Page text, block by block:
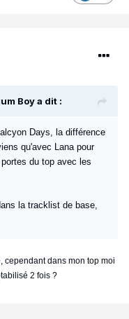
Boy a dit :
Days, la différence
qu'avec Lana pour
du top avec les
la tracklist de base,
cependant dans mon top moi
2 fois ?